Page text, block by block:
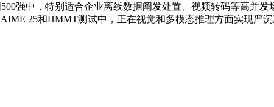
强中，特别适合企业离线数据阐发处置、视频转码等高并
25和HMMT测试中，正在视觉和多模态推理方面实现严